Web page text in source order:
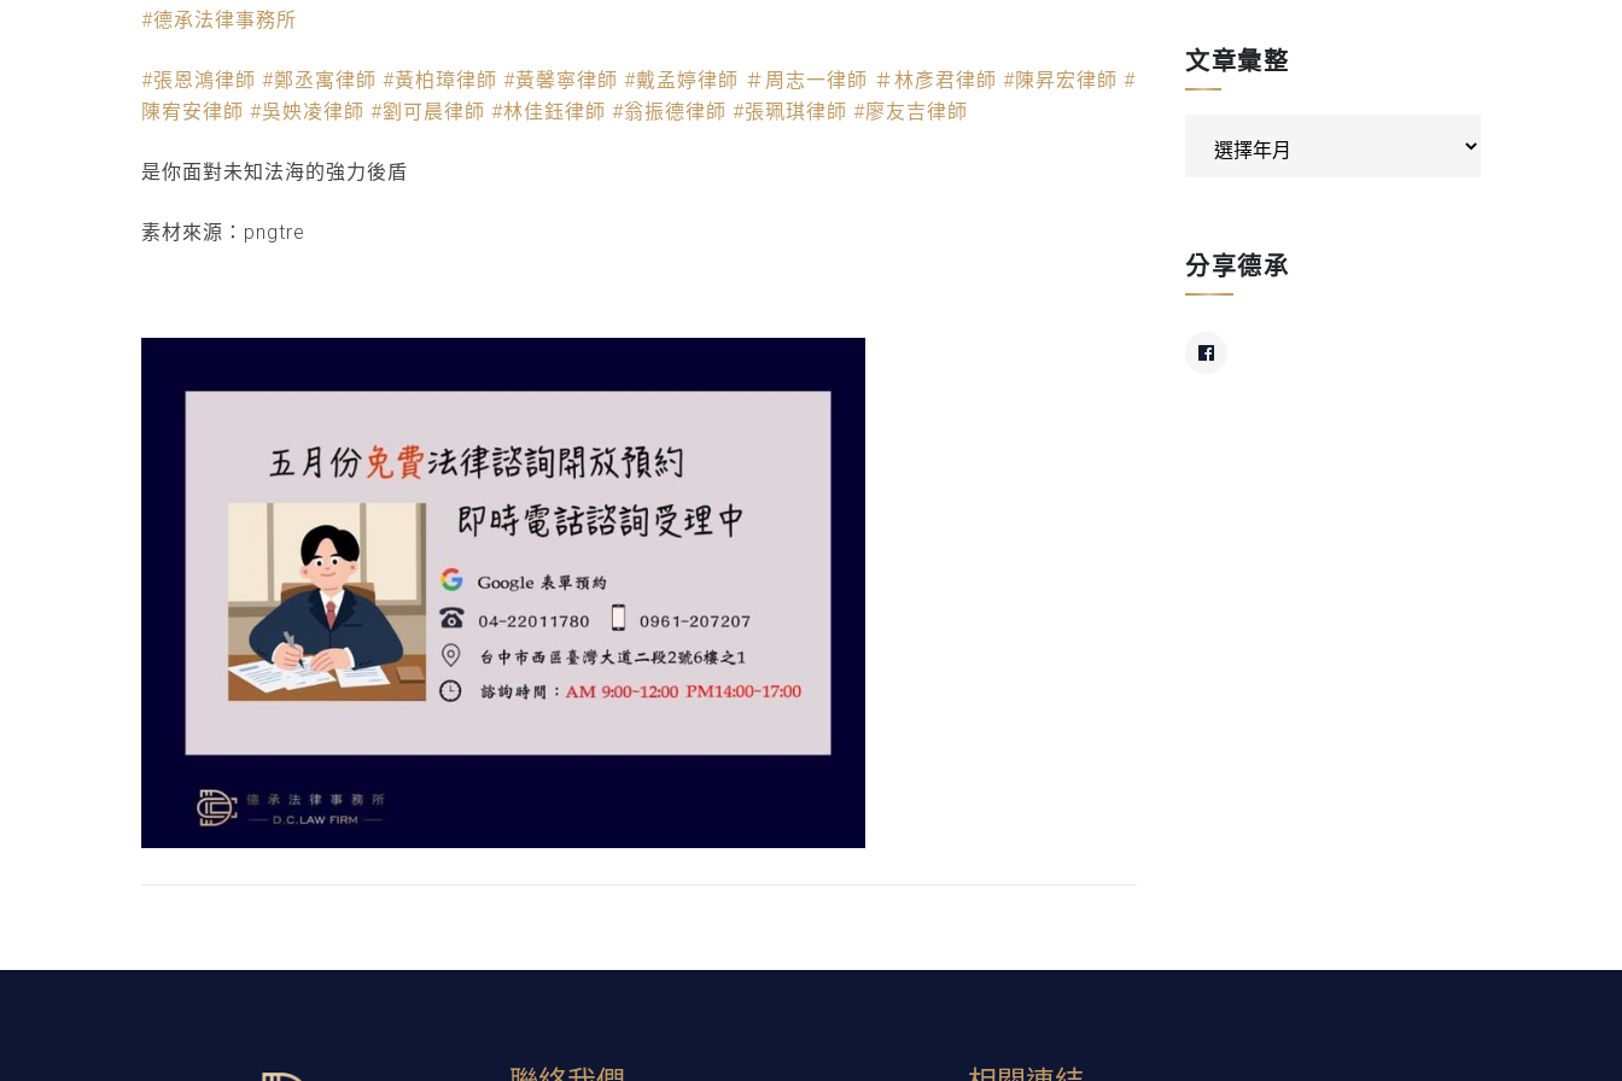
#德承法律事務所
#張恩鴻律師 #鄭丞寓律師 #黃柏璋律師 #黃馨寧律師 #戴孟婷律師 ＃周志一律師 ＃林彥君律師 #陳昇宏律師 #
陳宥安律師 #吳姎凌律師 #劉可晨律師 #林佳鈺律師 #翁振德律師 #張珮琪律師 #廖友吉律師
是你面對未知法海的強力後盾
素材來源：pngtre
文章彙整
分享德承